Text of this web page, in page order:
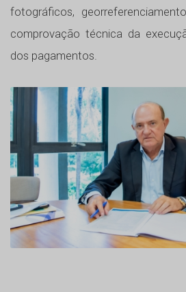
fotográficos,
comprovação técnica da
dos pagamentos.